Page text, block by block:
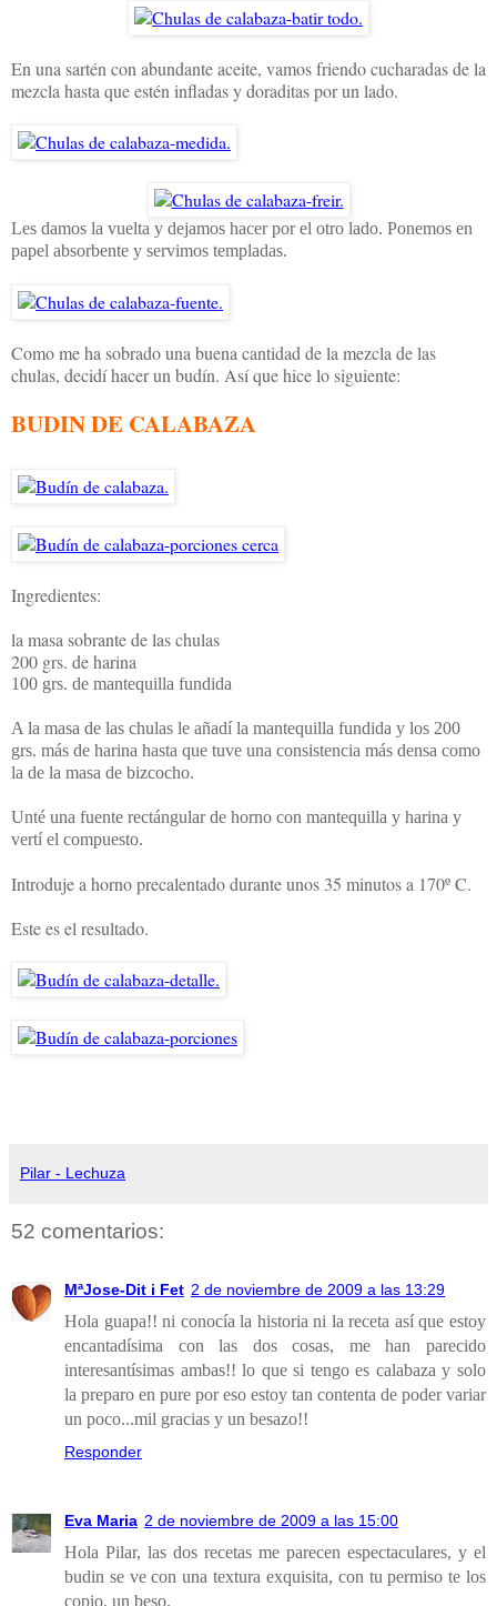
En una sartén con abundante aceite, vamos friendo cucharadas de la
mezcla hasta que estén infladas y doraditas por un lado.
Les damos la vuelta y dejamos hacer por el otro lado. Ponemos en
papel absorbente y servimos templadas.
Como me ha sobrado una buena cantidad de la mezcla de las
chulas, decidí hacer un budín. Así que hice lo siguiente:
BUDIN DE CALABAZA
Ingredientes:
la masa sobrante de las chulas
200 grs. de harina
100 grs. de mantequilla fundida
A la masa de las chulas le añadí la mantequilla fundida y los 200
grs. más de harina hasta que tuve una consistencia más densa como
la de la masa de bizcocho.
Unté una fuente rectángular de horno con mantequilla y harina y
vertí el compuesto.
Introduje a horno precalentado durante unos 35 minutos a 170º C.
Este es el resultado.
Pilar - Lechuza
52 comentarios:
MªJose-Dit i Fet 2 de noviembre de 2009 a las 13:29
Hola guapa!! ni conocía la historia ni la receta así que estoy
encantadísima con las dos cosas, me han parecido
interesantísimas ambas!! lo que si tengo es calabaza y solo
la preparo en pure por eso estoy tan contenta de poder variar
un poco...mil gracias y un besazo!!
Responder
Eva Maria 2 de noviembre de 2009 a las 15:00
Hola Pilar, las dos recetas me parecen espectaculares, y el
budin se ve con una textura exquisita, con tu permiso te los
copio, un beso.